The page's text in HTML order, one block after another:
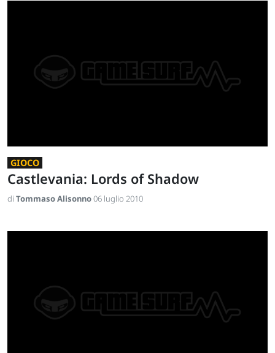
GIOCO
Castlevania: Lords of Shadow
di Tommaso Alisonno06 luglio 2010